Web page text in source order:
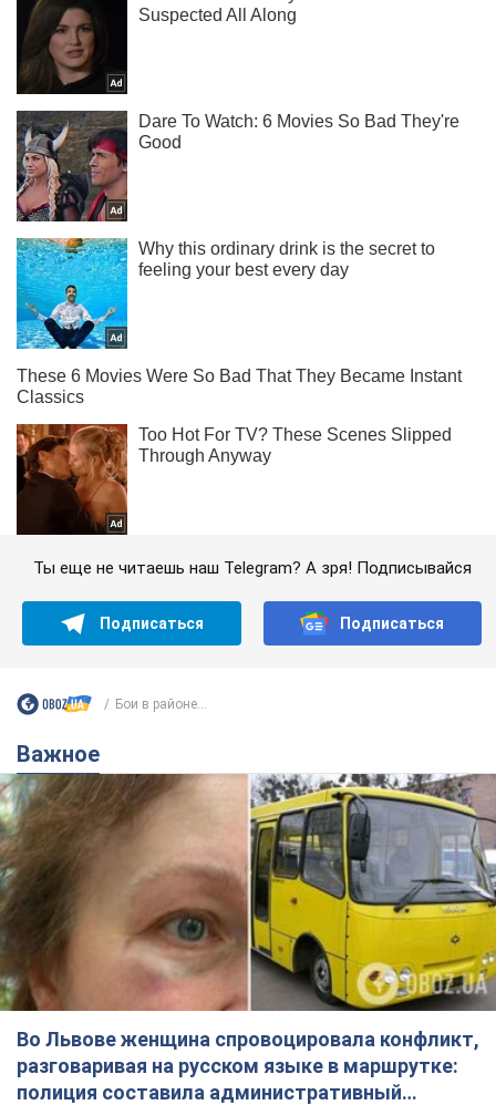
Ты еще не читаешь наш Telegram? А зря! Подписывайся
Подписаться Подписаться
Бои в районе...
Важное
Во Львове женщина спровоцировала конфликт,
разговаривая на русском языке в маршрутке:
полиция составила административный